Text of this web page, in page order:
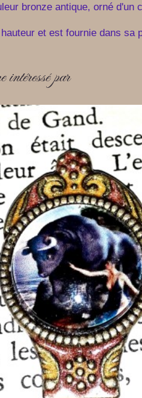
bronze antique, orné d'un
et est fournie dans sa
par